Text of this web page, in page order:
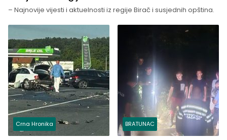
– Najnovije vijesti i aktuelnosti iz regije Birač i susjednih opština.
Crna Hronika BRATUNAC